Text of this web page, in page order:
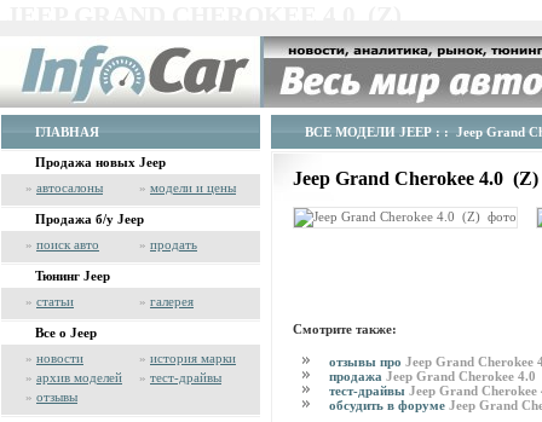
ГЛАВНАЯ
Продажа новых Jeep
» автосалоны » модели и цены
Продажа б/у Jeep
» поиск авто » продать
Тюнинг Jeep
» статьи » галерея
Все о Jeep
» новости » история марки
» архив моделей » тест-драйвы
» отзывы
ВСЕ МОДЕЛИ JEEP : : Jeep Grand
Jeep Grand Cherokee 4.0
Смотрите также:
отзывы про Jeep Grand
продажа Jeep Grand Cherokee
тест-драйвы Jeep Grand
обсудить в форуме Jeep Grand